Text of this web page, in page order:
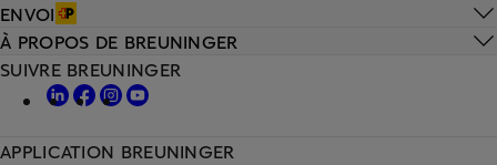
ENVOI
À PROPOS DE BREUNINGER
SUIVRE BREUNINGER
APPLICATION BREUNINGER